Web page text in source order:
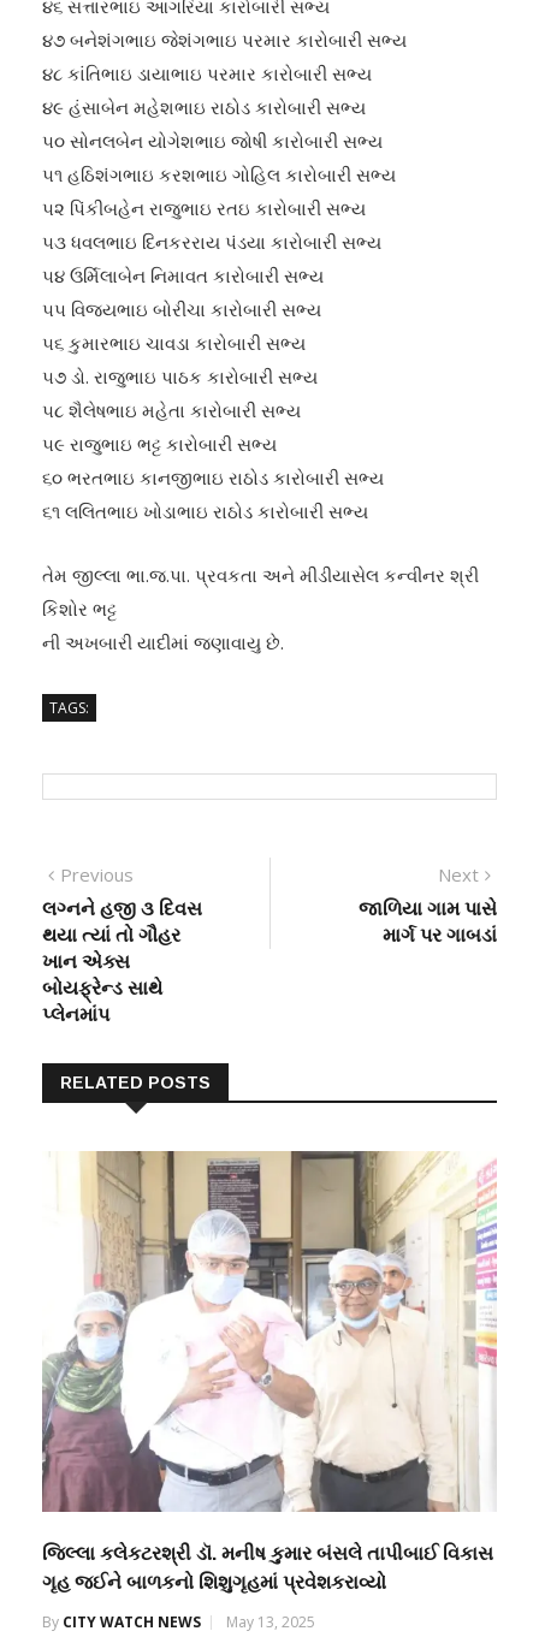
૪૬ સત્તારભાઇ આગરિયા કારોબારી સભ્ય
૪૭ બનેશંગભાઇ જેશંગભાઇ પરમાર કારોબારી સભ્ય
૪૮ કાંતિભાઇ ડાયાભાઇ પરમાર કારોબારી સભ્ય
૪૯ હંસાબેન મહેશભાઇ રાઠોડ કારોબારી સભ્ય
૫૦ સોનલબેન યોગેશભાઇ જોષી કારોબારી સભ્ય
૫૧ હઠિશંગભાઇ કરશભાઇ ગોહિલ કારોબારી સભ્ય
૫૨ પિંકીબહેન રાજુભાઇ રતઇ કારોબારી સભ્ય
૫૩ ધવલભાઇ દિનકરરાય પંડયા કારોબારી સભ્ય
૫૪ ઉર્મિલાબેન નિમાવત કારોબારી સભ્ય
૫૫ વિજયભાઇ બોરીચા કારોબારી સભ્ય
૫૬ કુમારભાઇ ચાવડા કારોબારી સભ્ય
૫૭ ડો. રાજુભાઇ પાઠક કારોબારી સભ્ય
૫૮ શૈલેષભાઇ મહેતા કારોબારી સભ્ય
૫૯ રાજુભાઇ ભટ્ટ કારોબારી સભ્ય
૬૦ ભરતભાઇ કાનજીભાઇ રાઠોડ કારોબારી સભ્ય
૬૧ લલિતભાઇ ખોડાભાઇ રાઠોડ કારોબારી સભ્ય
તેમ જીલ્લા ભા.જ.પા. પ્રવકતા અને મીડીયાસેલ કન્વીનર શ્રી
કિશોર ભટ્ટ
ની અખબારી યાદીમાં જણાવાયુ છે.
TAGS:
Post
navigation
Previous
post:
લગ્નને હજી ૩ દિવસ
થયા ત્યાં તો ગૌહર
ખાન એક્સ
બોયફ્રેન્ડ સાથે
પ્લેનમાંપ
Next
post:
જાળિયા ગામ પાસે
માર્ગ પર ગાબડાં
RELATED POSTS
જિલ્લા કલેકટરશ્રી ડૉ. મનીષ કુમાર બંસલે તાપીબાઈ વિકાસ
ગૃહ જઈને બાળકનો શિશુગૃહમાં પ્રવેશકરાવ્યો
By CITY WATCH NEWS May 13, 2025